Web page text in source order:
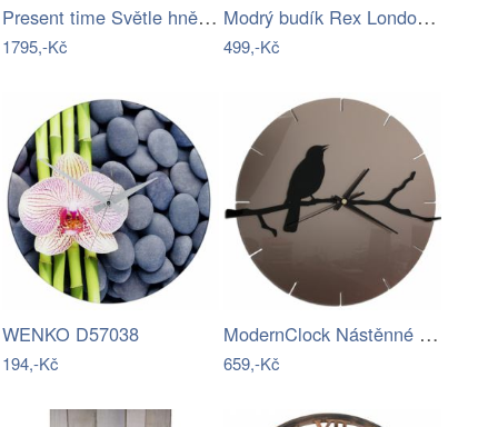
Present time Světle hnědé kovové stolní…
1795,-Kč
Modrý budík Rex London Retro
499,-Kč
WENKO D57038
194,-Kč
ModernClock Nástěnné hodiny Bird šedo…
659,-Kč